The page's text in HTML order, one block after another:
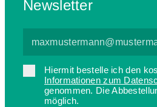
Newsletter
Hiermit bestelle ich den
Informationen zum
genommen. Die
möglich.